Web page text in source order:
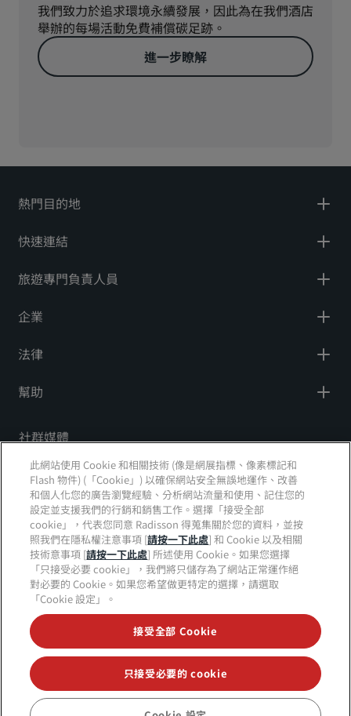
我們致力於追求環境永續發展，因此為在我們酒店
舉辦的每場活動免費補償碳足跡。
進一步瞭解
熱門目的地
快速連結
旅遊專門負責人員
企業
法律
幫助
社群媒體
Radisson Hotels 品牌
tiktokinstagram
youtubefacebook
whatsapp
pinterest
threadstwitterlinkedin
絕對不會錯過我們最熱門的優惠
© 2026 Radisson Hotel Group版權所有。RHG
Radisson Hotel Group、Radisson、Radisson RED、
Radisson Blu、Radisson Collection、Radisson
Individuals、Park Plaza、Park Inn、Country Inn &
Meetings 皆為 Radisson Hotel Group 的商標。
此網站使用 Cookie 和相關技術 (像是網展指標、像素標記和
Flash 物件) (「Cookie」) 以確保網站安全無誤地運作、改善
和個人化您的廣告瀏覽經驗、分析網站流量和使用、記住您的
設定並支援我們的行銷和銷售工作。選擇「接受全部
cookie」，代表您同意 Radisson 得蒐集關於您的資料，並按
照我們在隱私權注意事項 [請按一下此處] 和 Cookie 以及相關
技術意事項 [請按一下此處] 所述使用 Cookie。如果您選擇
「只接受必要 cookie」，我們將只儲存為了網站正常運作絕
對必要的 Cookie。如果您希望做更特定的選擇，請選取
「Cookie 設定」。
接受全部 Cookie
只接受必要的 cookie